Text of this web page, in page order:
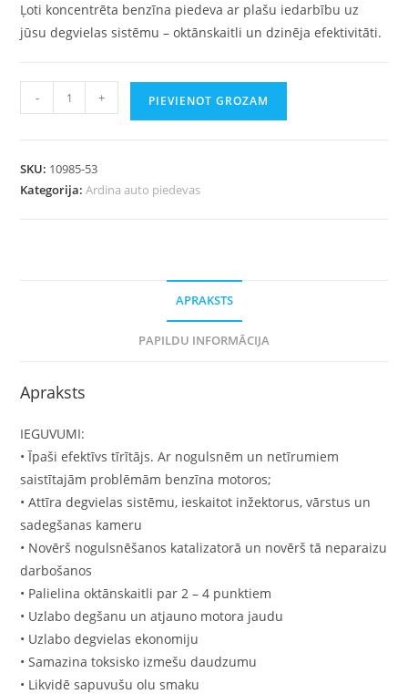
Ļoti koncentrēta benzīna piedeva ar plašu iedarbību uz
jūsu degvielas sistēmu – oktānskaitli un dzinēja efektivitāti.
- + PIEVIENOT GROZAM
SKU: 10985-53
Kategorija:Ardina auto piedevas
APRAKSTS
PAPILDU INFORMĀCIJA
Apraksts
IEGUVUMI:
• Īpaši efektīvs tīrītājs. Ar nogulsnēm un netīrumiem
saistītajām problēmām benzīna motoros;
• Attīra degvielas sistēmu, ieskaitot inžektorus, vārstus un
sadegšanas kameru
• Novērš nogulsnēšanos katalizatorā un novērš tā neparaizu
darbošanos
• Palielina oktānskaitli par 2 – 4 punktiem
• Uzlabo degšanu un atjauno motora jaudu
• Uzlabo degvielas ekonomiju
• Samazina toksisko izmešu daudzumu
• Likvidē sapuvušu olu smaku